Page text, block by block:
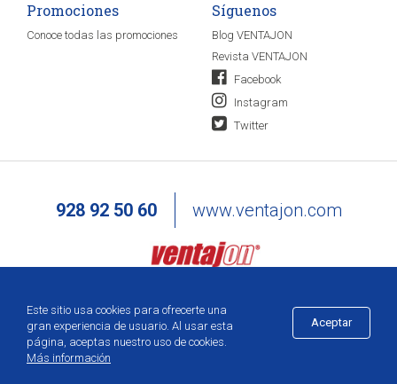
Este sitio usa cookies para ofrecerte una
gran experiencia de usuario. Al usar esta
página, aceptas nuestro uso de cookies.
Más información
Aceptar
Promociones
Conoce todas las promociones
Síguenos
Blog VENTAJON
Revista VENTAJON
Facebook
Instagram
Twitter
928 92 50 60 www.ventajon.com